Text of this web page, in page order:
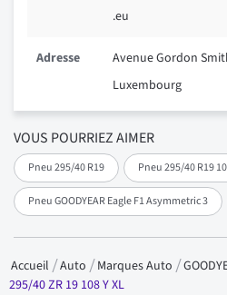
VOUS POURRIEZ AIMER
Pneu 295/40 R19 Pneu 295/40 R19
Pneu GOODYEAR Eagle F1 Asymmetric 3
.eu
Adresse
Avenue Gordon
Luxembourg
Accueil Auto Marques Auto
295/40 ZR 19 108 Y XL